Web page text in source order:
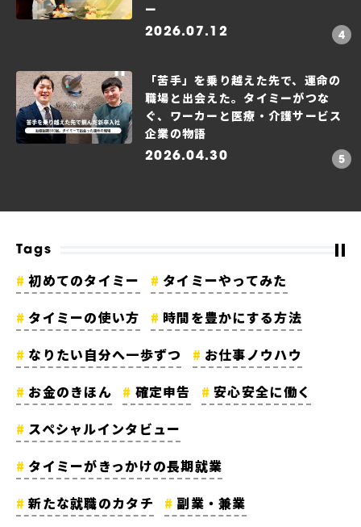
ー
2026.07.12
「苦手」を乗り越えた先で、運命の
職場と出会えた。タイミーがつな
ぐ、ワーカーと医療・介護サービス
企業の物語
2026.04.30
Tags
初めてのタイミー
タイミーやってみた
タイミーの使い方
時間を豊かにする方法
なりたい自分へ一歩ずつ
お仕事ノウハウ
お金のきほん
確定申告
安心安全に働く
スペシャルインタビュー
タイミーがきっかけの長期就業
新たな就職のカタチ
副業・兼業